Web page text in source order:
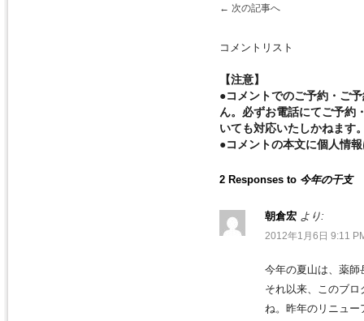
← 次の記事へ
コメントリスト
【注意】
●コメントでのご予約・ご
ん。必ずお電話にてご予約
いても対応いたしかねます
●コメントの本文に個人情
2 Responses to 今年の干支
朝倉宏 より:
2012年1月6日 9:11
今年の夏山は、薬師
それ以来、このブ
ね。昨年のリニュー